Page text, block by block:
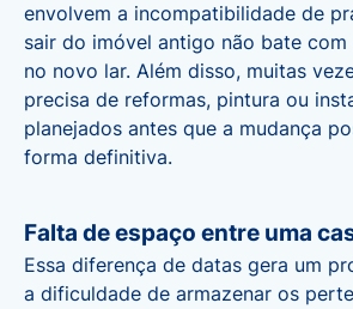
envolvem a incompatibilidade de
sair do imóvel antigo não bate
no novo lar. Além disso, muitas
precisa de reformas, pintura ou
planejados antes que a mudança
forma definitiva.
Falta de espaço entre uma
Essa diferença de datas gera um
a dificuldade de armazenar os